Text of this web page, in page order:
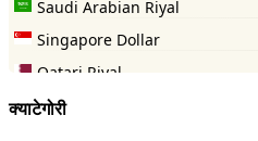
क्याटेगोरी